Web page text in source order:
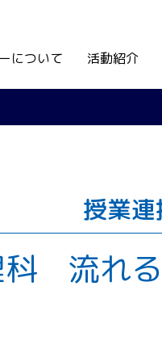
について 活動紹介
授業連
科 流れ